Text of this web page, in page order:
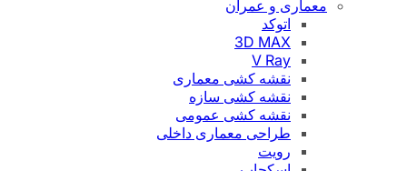
معماری و عمران
اتوکد
3D MAX
V Ray
نقشه کشی معماری
نقشه کشی سازه
نقشه کشی عمومی
طراحی معماری داخلی
رویت